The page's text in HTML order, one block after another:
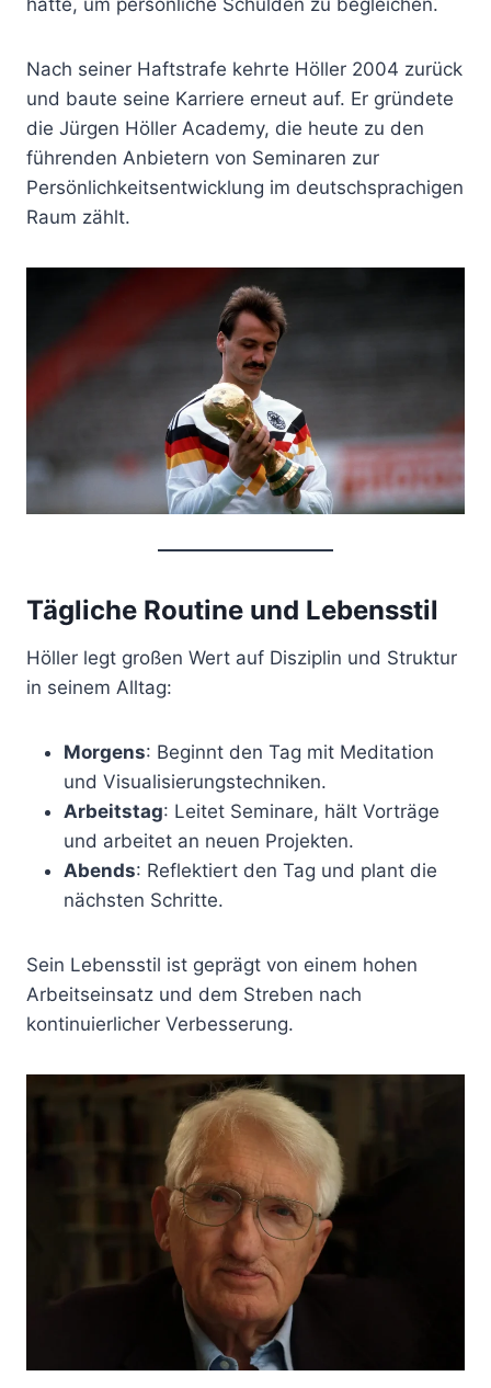
Nach seiner Haftstrafe kehrte Höller 2004 zurück
und baute seine Karriere erneut auf. Er gründete
die Jürgen Höller Academy, die heute zu den
führenden Anbietern von Seminaren zur
Persönlichkeitsentwicklung im deutschsprachigen
Raum zählt.
Tägliche Routine und Lebensstil
Höller legt großen Wert auf Disziplin und Struktur
in seinem Alltag:
Morgens: Beginnt den Tag mit Meditation
und Visualisierungstechniken.
Arbeitstag: Leitet Seminare, hält Vorträge
und arbeitet an neuen Projekten.
Abends: Reflektiert den Tag und plant die
nächsten Schritte.
Sein Lebensstil ist geprägt von einem hohen
Arbeitseinsatz und dem Streben nach
kontinuierlicher Verbesserung.